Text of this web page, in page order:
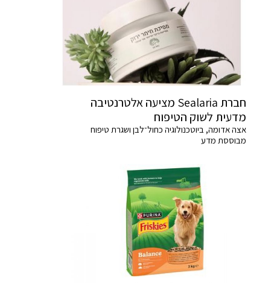
חברת Sealaria מציעה אלטרנטיבה
מדעית לשוק הטיפוח
אצה אדומה, ביוטכנולוגיה כחול־לבן ושגרת טיפוח
מבוססת מדע